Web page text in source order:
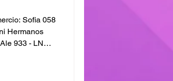
Sofia 058
Hermanos
933 - LN